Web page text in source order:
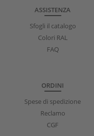
ASSISTENZA
Sfogli il catalogo
Colori RAL
FAQ
ORDINI
Spese di spedizione
Reclamo
CGF